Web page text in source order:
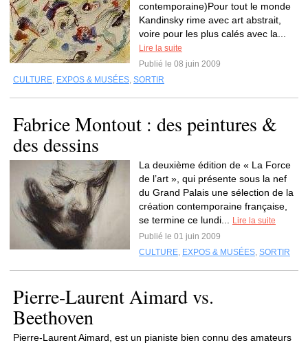
contemporaine)Pour tout le monde
Kandinsky rime avec art abstrait,
voire pour les plus calés avec la...
Lire la suite
Publié le 08 juin 2009
CULTURE, EXPOS & MUSÉES, SORTIR
Fabrice Montout : des peintures &
des dessins
La deuxième édition de « La Force
de l’art », qui présente sous la nef
du Grand Palais une sélection de la
création contemporaine française,
se termine ce lundi...
Lire la suite
Publié le 01 juin 2009
CULTURE, EXPOS & MUSÉES, SORTIR
Pierre-Laurent Aimard vs.
Beethoven
Pierre-Laurent Aimard, est un pianiste bien connu des amateurs